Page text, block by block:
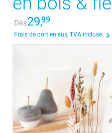
Dès29,99
Frais de port en sus, TVA incluse